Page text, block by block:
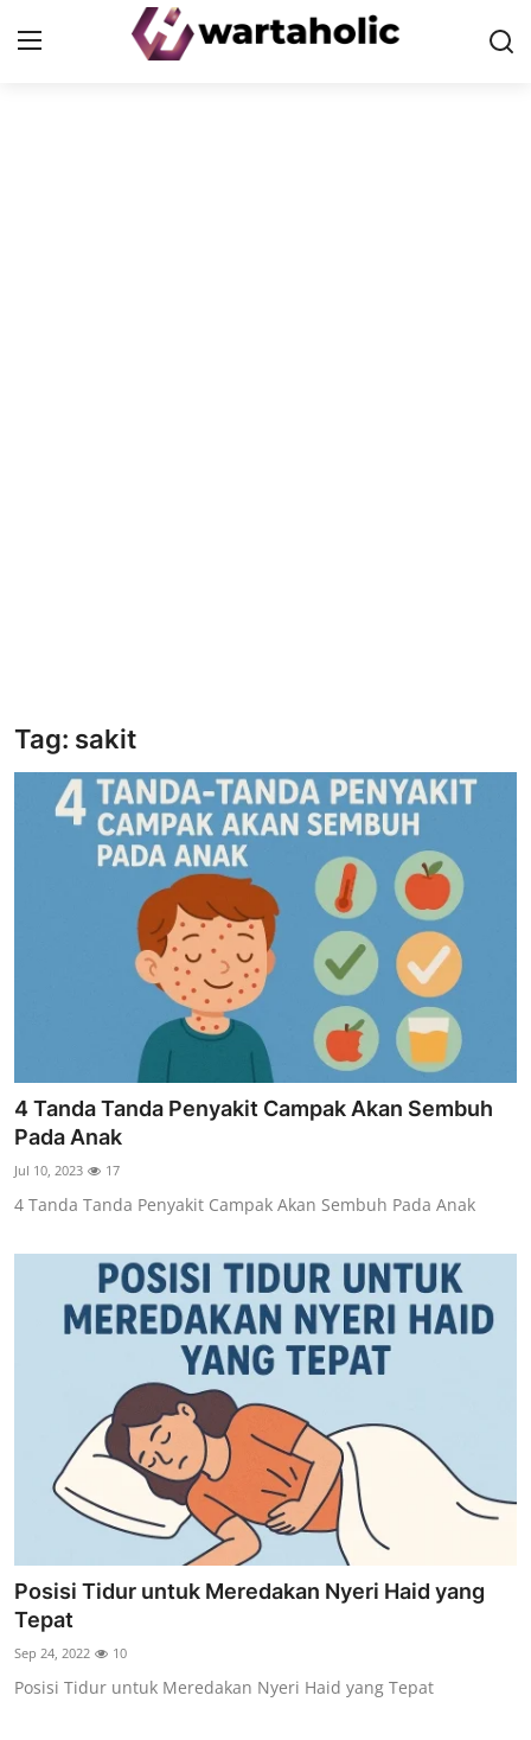
Tag: sakit
4 Tanda Tanda Penyakit Campak Akan Sembuh
Pada Anak
Jul 10, 2023 17
4 Tanda Tanda Penyakit Campak Akan Sembuh Pada Anak
Posisi Tidur untuk Meredakan Nyeri Haid yang
Tepat
Sep 24, 2022 10
Posisi Tidur untuk Meredakan Nyeri Haid yang Tepat